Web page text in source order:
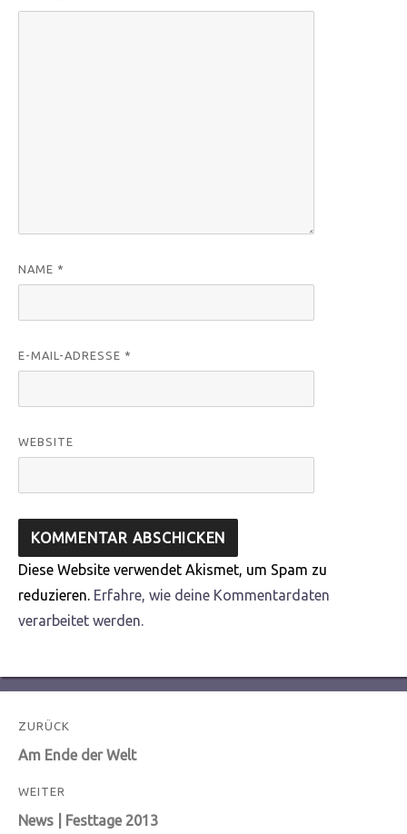
NAME *
E-MAIL-ADRESSE *
WEBSITE
Diese Website verwendet Akismet, um Spam zu
reduzieren. Erfahre, wie deine Kommentardaten
verarbeitet werden.
Beitragsnavigation
ZURÜCK
Vorheriger
Am Ende der Welt
WEITER
Nächster
News | Festtage 2013